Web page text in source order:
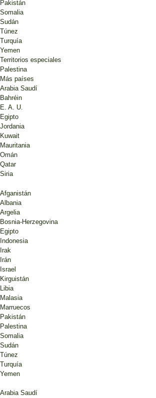
Pakistán
Somalia
Sudán
Túnez
Turquía
Yemen
Territorios especiales
Palestina
Más países
Arabia Saudí
Bahréin
E. A. U.
Egipto
Jordania
Kuwait
Mauritania
Omán
Qatar
Siria
Afganistán
Albania
Argelia
Bosnia-Herzegovina
Egipto
Indonesia
Irak
Irán
Israel
Kirguistán
Libia
Malasia
Marruecos
Pakistán
Palestina
Somalia
Sudán
Túnez
Turquía
Yemen
Arabia Saudí